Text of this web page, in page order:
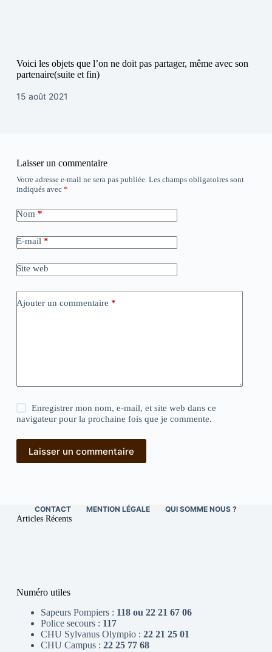
Voici les objets que l’on ne doit pas partager, même avec son
partenaire(suite et fin)
15 août 2021
Laisser un commentaire
Votre adresse e-mail ne sera pas publiée. Les champs obligatoires sont
indiqués avec *
Nom *
E-mail *
Site web
Ajouter un commentaire *
Enregistrer mon nom, e-mail, et site web dans ce
navigateur pour la prochaine fois que je commente.
Laisser un commentaire
CONTACT MENTION LÉGALE QUI SOMME NOUS ?
Articles Récents
Numéro utiles
Sapeurs Pompiers : 118 ou 22 21 67 06
Police secours : 117
CHU Sylvanus Olympio : 22 21 25 01
CHU Campus : 22 25 77 68